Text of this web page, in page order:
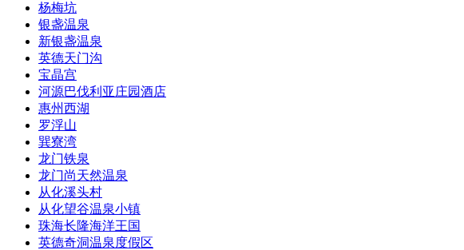
杨梅坑
银盏温泉
新银盏温泉
英德天门沟
宝晶宫
河源巴伐利亚庄园酒店
惠州西湖
罗浮山
巽寮湾
龙门铁泉
龙门尚天然温泉
从化溪头村
从化望谷温泉小镇
珠海长隆海洋王国
英德奇洞温泉度假区